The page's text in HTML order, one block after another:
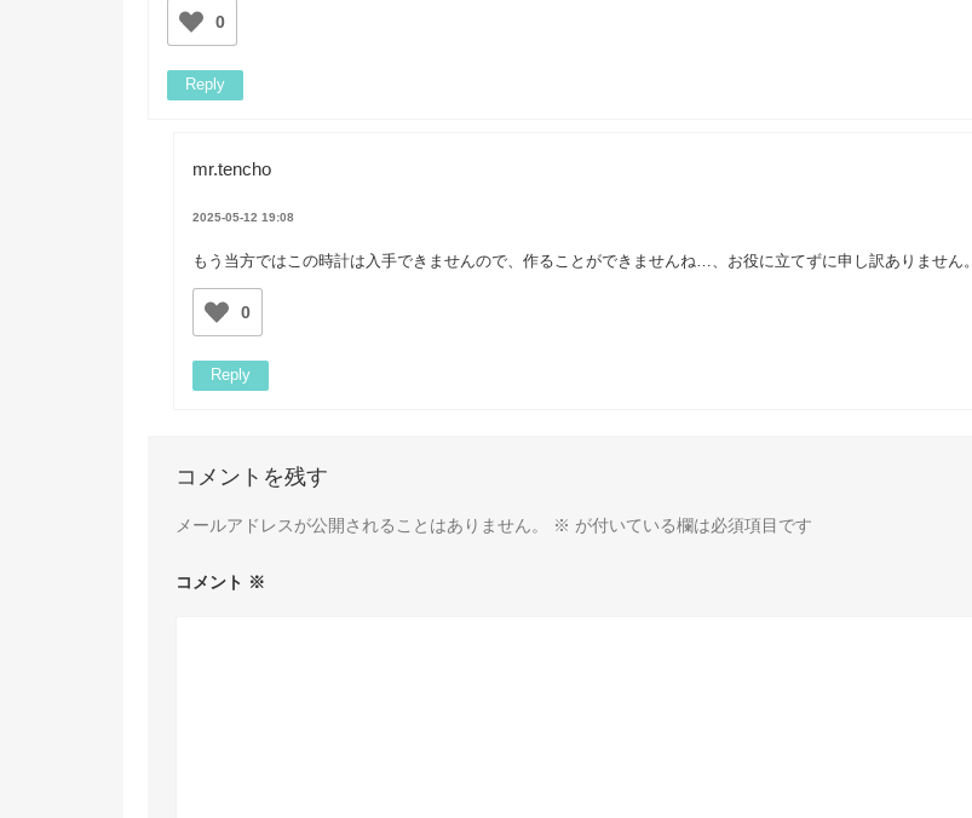
0
Reply
mr.tencho
2025-05-12 19:08
もう当方ではこの時計は入手できませんので、作ることができませんね…、お役に立てずに申し訳ありません。
0
Reply
コメントを残す
メールアドレスが公開されることはありません。 ※ が付いている欄は必須項目です
コメント ※